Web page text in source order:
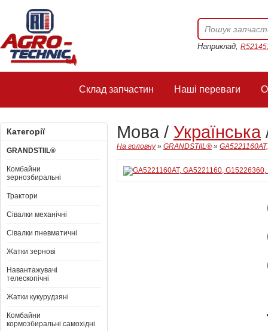
Наприклад,
Склад запчастин Наші переваги
Категорії
GRANDSTIIL®
Комбайни
зернозбиральні
Трактори
Сівалки механічні
Сівалки пневматичні
Жатки зернові
Навантажувачі
телескопічні
Жатки кукурудзяні
Комбайни
кормозбиральні самохідні
Мова / Українська
На головну» GRANDSTIIL® »